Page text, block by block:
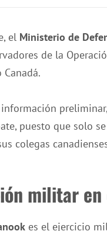
el Ministerio de
de la
información
puesto que solo
colegas
militar
es el ejercicio